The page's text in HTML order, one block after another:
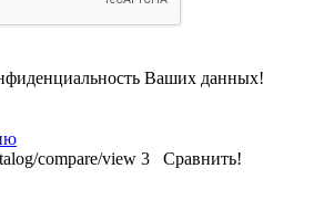
Ваших данных!
compare/view 3
Сравнить!